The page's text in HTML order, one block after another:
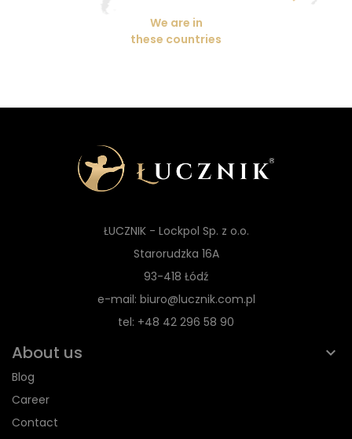
We are in
these countries
ŁUCZNIK - Lockpol Sp. z o.o.
Starorudzka 16A
93-418 Łódź
e-mail: biuro@lucznik.com.pl
tel: +48 42 296 58 90
About us
Blog
Career
Contact